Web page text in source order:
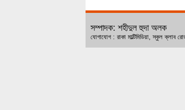
সম্পাদক: শহীদুল হুদা অলক
যোগাযোগ : রাকা মাল্টিমিডিয়া, স্কুল